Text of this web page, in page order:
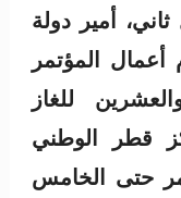
أمير دولة
المؤتمر
للغاز
قطر الوطني
حتى الخامس